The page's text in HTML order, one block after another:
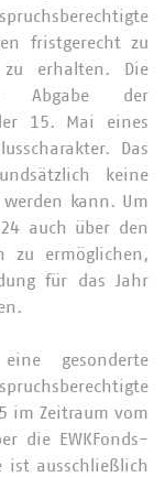
fristgerecht zu
erhalten. Die
Abgabe der
15. Mai eines
Das
keine
werden kann. Um
auch über den
zu ermöglichen,
für das Jahr
gesonderte
im Zeitraum vom
die EWKFonds-
ist ausschließlich